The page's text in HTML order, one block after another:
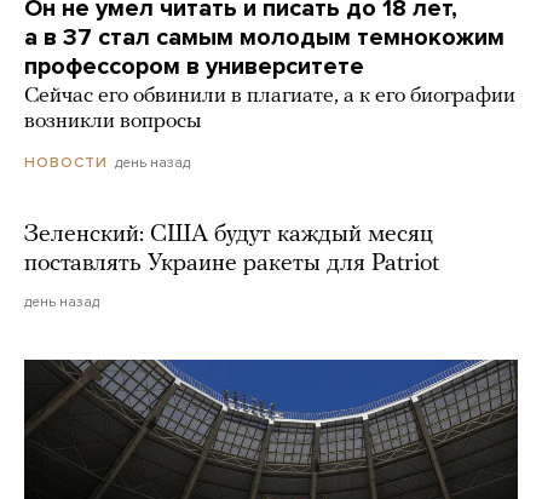
Он не умел читать и писать до 18 лет,
а в 37 стал самым молодым темнокожим
профессором в университете
Сейчас его обвинили в плагиате, а к его биографии
возникли вопросы
НОВОСТИ день назад
Зеленский: США будут каждый месяц
поставлять Украине ракеты для Patriot
день назад